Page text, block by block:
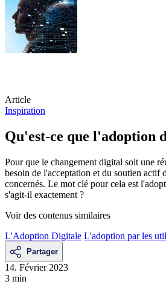
Article
Inspiration
Qu'est-ce que l'adoption
Pour que le changement digital soit une
besoin de l'acceptation et du soutien actif
concernés. Le mot clé pour cela est
s'agit-il exactement ?
Voir des contenus similaires
L'Adoption Digitale L'adoption par les
Partager
14. Février 2023
3 min